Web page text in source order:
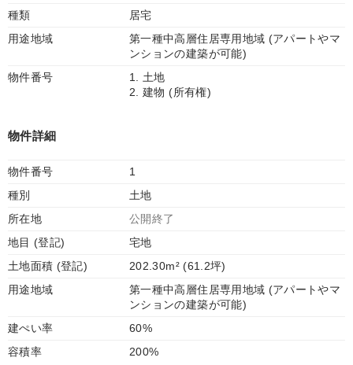
種類
居宅
用途地域
第一種中高層住居専用地域 (アパートやマ
ンションの建築が可能)
物件番号
1. 土地
2. 建物 (所有権)
物件詳細
物件番号
1
種別
土地
所在地
公開終了
地目 (登記)
宅地
土地面積 (登記)
202.30m² (61.2坪)
用途地域
第一種中高層住居専用地域 (アパートやマ
ンションの建築が可能)
建ぺい率
60%
容積率
200%